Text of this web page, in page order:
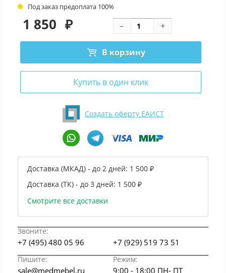
Под заказ предоплата 100%
1 850 ₽
В корзину
Купить в один клик
Создать оферту ЕАИСТ
Доставка (МКАД) - до 2 дней: 1 500 ₽
Доставка (ТК) - до 3 дней: 1 500 ₽
Смотрите все доставки
Звоните:
+7 (495) 480 05 96 +7 (929) 519 73 51
Пишите: Режим:
sale@medmebel.ru 9:00 - 18:00 ПН- ПТ